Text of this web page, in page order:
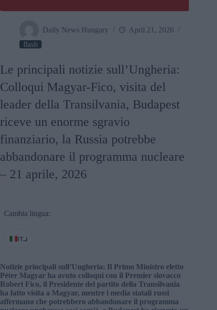
Daily News Hungary
April 21, 2026
flash
Le principali notizie sull’Ungheria:
Colloqui Magyar-Fico, visita del
leader della Transilvania, Budapest
riceve un enorme sgravio
finanziario, la Russia potrebbe
abbandonare il programma nucleare
– 21 aprile, 2026
Cambia lingua:
IT
Notizie principali sull’Ungheria: Il Primo Ministro eletto
Péter Magyar ha avuto colloqui con il Premier slovacco
Robert Fico, il Presidente del partito della Transilvania
ha fatto visita a Magyar, mentre i media statali russi
affermano che potrebbero abbandonare il programma